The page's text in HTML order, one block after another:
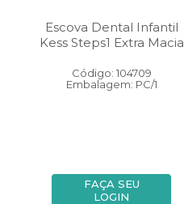
Escova Dental Infantil
Kess Steps1 Extra Macia
Código: 104709
Embalagem: PC/1
FAÇA SEU
LOGIN